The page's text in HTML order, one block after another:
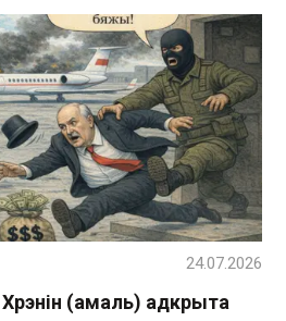
(амаль) адкрыта
24.07.2026